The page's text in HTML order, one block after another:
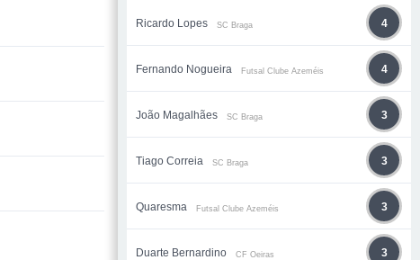
Ricardo Lopes SC Braga 4
Fernando Nogueira Futsal Clube Azeméis 4
João Magalhães SC Braga 3
Tiago Correia SC Braga 3
Quaresma Futsal Clube Azeméis 3
Duarte Bernardino CF Oeiras 3